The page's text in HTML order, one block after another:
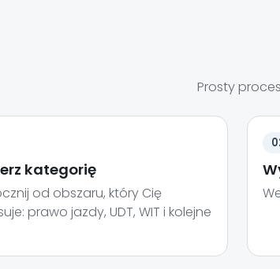
Prosty
kategorię
od obszaru, który Cię
prawo jazdy, UDT, WIT i kolejne